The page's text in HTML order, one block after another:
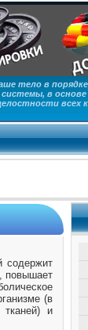
тело в
в
всех
содержит
повышает
(в
тканей) и